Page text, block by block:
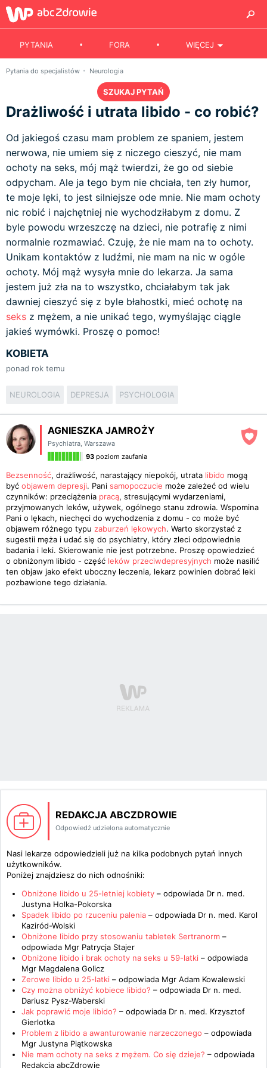
PYTANIA FORA WIĘCEJ
Pytania do specjalistów Neurologia
SZUKAJ PYTAŃ
Drażliwość i utrata libido - co robić?
Od jakiegoś czasu mam problem ze spaniem, jestem
nerwowa, nie umiem się z niczego cieszyć, nie mam
ochoty na seks, mój mąż twierdzi, że go od siebie
odpycham. Ale ja tego bym nie chciała, ten zły humor,
te moje lęki, to jest silniejsze ode mnie. Nie mam ochoty
nic robić i najchętniej nie wychodziłabym z domu. Z
byle powodu wrzeszczę na dzieci, nie potrafię z nimi
normalnie rozmawiać. Czuję, że nie mam na to ochoty.
Unikam kontaktów z ludźmi, nie mam na nic w ogóle
ochoty. Mój mąż wysyła mnie do lekarza. Ja sama
jestem już zła na to wszystko, chciałabym tak jak
dawniej cieszyć się z byle błahostki, mieć ochotę na
seks z mężem, a nie unikać tego, wymyślając ciągle
jakieś wymówki. Proszę o pomoc!
KOBIETA
ponad rok temu
NEUROLOGIA DEPRESJA PSYCHOLOGIA
AGNIESZKA JAMROŻY
Psychiatra, Warszawa
93 poziom zaufania
Bezsenność, drażliwość, narastający niepokój, utrata libido mogą
być objawem depresji. Pani samopoczucie może zależeć od wielu
czynników: przeciążenia pracą, stresującymi wydarzeniami,
przyjmowanych leków, używek, ogólnego stanu zdrowia. Wspomina
Pani o lękach, niechęci do wychodzenia z domu - co może być
objawem różnego typu zaburzeń lękowych. Warto skorzystać z
sugestii męża i udać się do psychiatry, który zleci odpowiednie
badania i leki. Skierowanie nie jest potrzebne. Proszę opowiedzieć
o obniżonym libido - część leków przeciwdepresyjnych może nasilić
ten objaw jako efekt uboczny leczenia, lekarz powinien dobrać leki
pozbawione tego działania.
REDAKCJA ABCZDROWIE
Odpowiedź udzielona automatycznie
Nasi lekarze odpowiedzieli już na kilka podobnych pytań innych
użytkowników.
Poniżej znajdziesz do nich odnośniki:
Obniżone libido u 25-letniej kobiety – odpowiada Dr n. med.
Justyna Holka-Pokorska
Spadek libido po rzuceniu palenia – odpowiada Dr n. med. Karol
Kaziród-Wolski
Obniżone libido przy stosowaniu tabletek Sertranorm –
odpowiada Mgr Patrycja Stajer
Obniżone libido i brak ochoty na seks u 59-latki – odpowiada
Mgr Magdalena Golicz
Zerowe libido u 25-latki – odpowiada Mgr Adam Kowalewski
Czy można obniżyć kobiece libido? – odpowiada Dr n. med.
Dariusz Pysz-Waberski
Jak poprawić moje libido? – odpowiada Dr n. med. Krzysztof
Gierlotka
Problem z libido a awanturowanie narzeczonego – odpowiada
Mgr Justyna Piątkowska
Nie mam ochoty na seks z mężem. Co się dzieje? – odpowiada
Redakcja abcZdrowie